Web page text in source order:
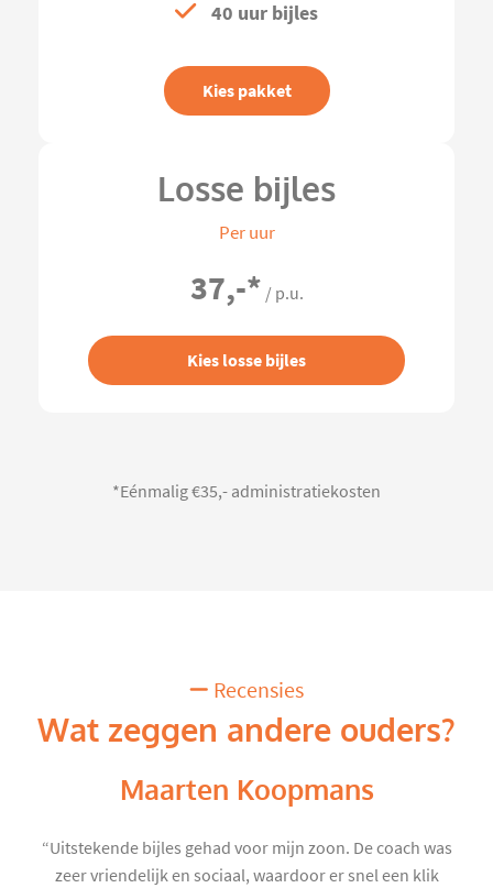
40 uur bijles
Kies pakket
Losse bijles
Per uur
37,-* / p.u.
Kies losse bijles
*Eénmalig €35,- administratiekosten
Recensies
Wat zeggen andere ouders?
Maarten Koopmans
“Uitstekende bijles gehad voor mijn zoon. De coach was
zeer vriendelijk en sociaal, waardoor er snel een klik